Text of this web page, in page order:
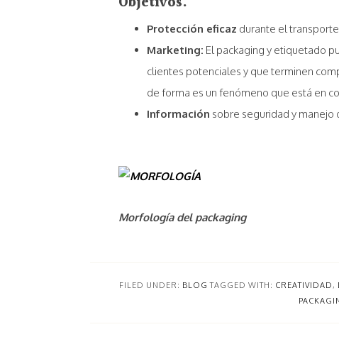
Protección eficaz durante el
Marketing: El packaging y etiquetado
clientes potenciales y que terminen
de forma es un fenómeno que está en
Información sobre seguridad y manejo
Morfología del packaging
FILED UNDER: BLOG TAGGED WITH: CREATIVIDAD ,